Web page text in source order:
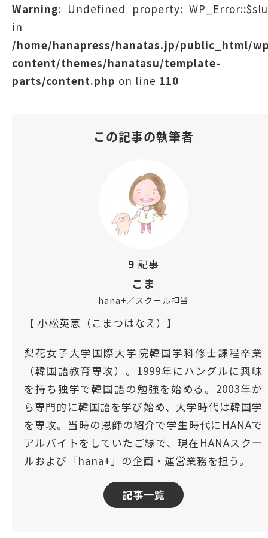
Warning: Undefined property:
in
/home/hanapress/hanatas.jp/public_html/
content/themes/hanatasu/template-
parts/content.php on line 110
この記事の執筆者
9 記事
こま
hana+／スクール担当
【 小松英恵（こまつはなえ）】
梨花女子大学国際大学院韓国学科修士課程卒業
（韓国語教育専攻）。1999年にハングルに興味
を持ち独学で韓国語の勉強を始める。2003年か
ら専門的に韓国語を学び始め、大学時代は韓国学
を専攻。当時の恩師の紹介で学生時代にHANAで
アルバイトをしていたご縁で、現在HANAスクー
ルおよび「hana+」の企画・運営業務を担う。
記事一覧